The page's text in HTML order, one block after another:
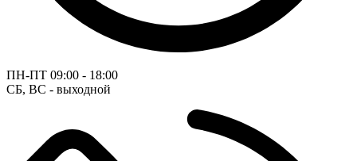
ПН-ПТ 09:00 - 18:00
СБ, ВС - выходной